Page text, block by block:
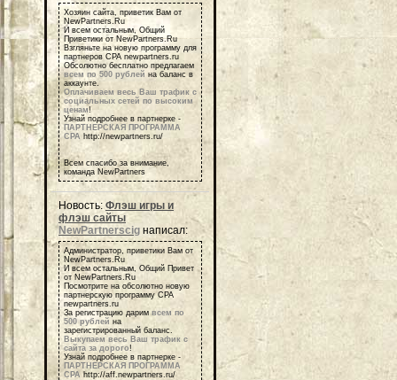
Хозяин сайта, приветик Вам от
NewPartners.Ru
И всем остальным, Общий
Приветики от NewPartners.Ru
Взгляньте на новую программу для
партнеров СРА newpartners.ru
Обсолютно бесплатно предлагаем
всем по 500 рублей на баланс в
аккаунте.
Оплачиваем весь Ваш трафик с
социальных сетей по высоким
ценам!
Узнай подробнее в партнерке -
ПАРТНЕРСКАЯ ПРОГРАММА
СРА http://newpartners.ru/
Всем спасибо за внимание,
команда NewPartners
Новость: Флэш игры и
флэш сайты
NewPartnerscig написал:
Администратор, приветики Вам от
NewPartners.Ru
И всем остальным, Общий Привет
от NewPartners.Ru
Посмотрите на обсолютно новую
партнерскую программу СРА
newpartners.ru
За регистрацию даримвсем по
500 рублей на
зарегистрированный баланс.
Выкупаем весь Ваш трафик с
сайта за дорого!
Узнай подробнее в партнерке -
ПАРТНЕРСКАЯ ПРОГРАММА
СРА http://aff.newpartners.ru/